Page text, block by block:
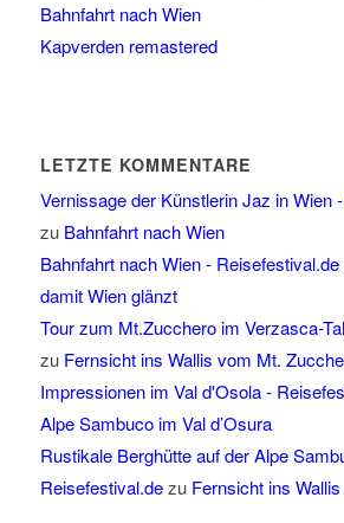
Bahnfahrt nach Wien
Kapverden remastered
LETZTE KOMMENTARE
Vernissage der Künstlerin Jaz in Wien
zu Bahnfahrt nach Wien
Bahnfahrt nach Wien - Reisefestival.de
damit Wien glänzt
Tour zum Mt.Zucchero im Verzasca-
zu Fernsicht ins Wallis vom Mt.
Impressionen im Val d'Osola -
Alpe Sambuco im Val d’Osura
Rustikale Berghütte auf der Alpe
Reisefestival.dezu Fernsicht ins